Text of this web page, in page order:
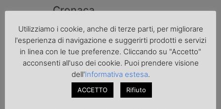
Cronaca
Benzina spacciata per solvente
Utilizziamo i cookie, anche di terze parti, per migliorare
l'esperienza di navigazione e suggerirti prodotti e servizi
in linea con le tue preferenze. Cliccando su "Accetto"
acconsenti all'uso dei cookie. Puoi prendere visione
dell'Informativa estesa.
ACCETTO Rifiuto